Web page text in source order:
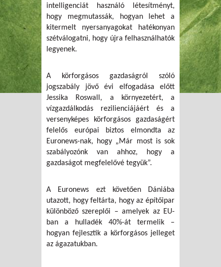
intelligenciát használó létesítményt,
hogy megmutassák, hogyan lehet a
kitermelt nyersanyagokat hatékonyan
szétválogatni, hogy újra felhasználhatók
legyenek.
A körforgásos gazdaságról szóló
jogszabály jövő évi elfogadása előtt
Jessika Roswall, a környezetért, a
vízgazdálkodás rezilienciájáért és a
versenyképes körforgásos gazdaságért
felelős európai biztos elmondta az
Euronews-nak, hogy „Már most is sok
szabályozónk van ahhoz, hogy a
gazdaságot megfelelővé tegyük”.
A Euronews ezt követően Dániába
utazott, hogy feltárta, hogy az építőipar
különböző szereplői – amelyek az EU-
ban a hulladék 40%-át termelik –
hogyan fejlesztik a körforgásos jelleget
az ágazatukban.